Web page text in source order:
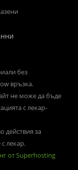
без
връзка.
не може да бъде
с лекар-
действия за
лекар.
от Superhosting